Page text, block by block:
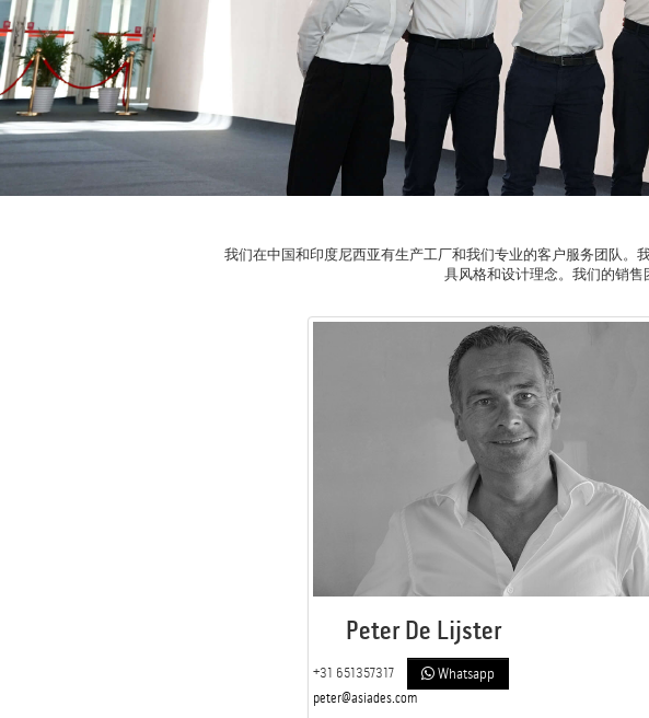
我们在中国和印度尼西亚有生产工厂和我们专业的客户服务团队。
具风格和设计理念。我们的销售
Peter De Lijster
+31 651357317 Whatsapp
peter@asiades.com